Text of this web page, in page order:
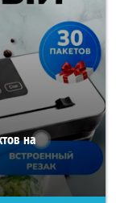
на